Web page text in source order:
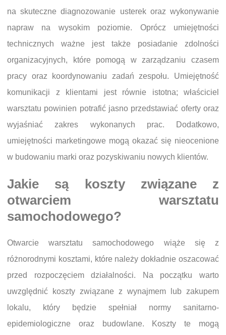
na skuteczne diagnozowanie usterek oraz wykonywanie
napraw na wysokim poziomie. Oprócz umiejętności
technicznych ważne jest także posiadanie zdolności
organizacyjnych, które pomogą w zarządzaniu czasem
pracy oraz koordynowaniu zadań zespołu. Umiejętność
komunikacji z klientami jest równie istotna; właściciel
warsztatu powinien potrafić jasno przedstawiać oferty oraz
wyjaśniać zakres wykonanych prac. Dodatkowo,
umiejętności marketingowe mogą okazać się nieocenione
w budowaniu marki oraz pozyskiwaniu nowych klientów.
Jakie są koszty związane z
otwarciem warsztatu
samochodowego?
Otwarcie warsztatu samochodowego wiąże się z
różnorodnymi kosztami, które należy dokładnie oszacować
przed rozpoczęciem działalności. Na początku warto
uwzględnić koszty związane z wynajmem lub zakupem
lokalu, który będzie spełniał normy sanitarno-
epidemiologiczne oraz budowlane. Koszty te mogą